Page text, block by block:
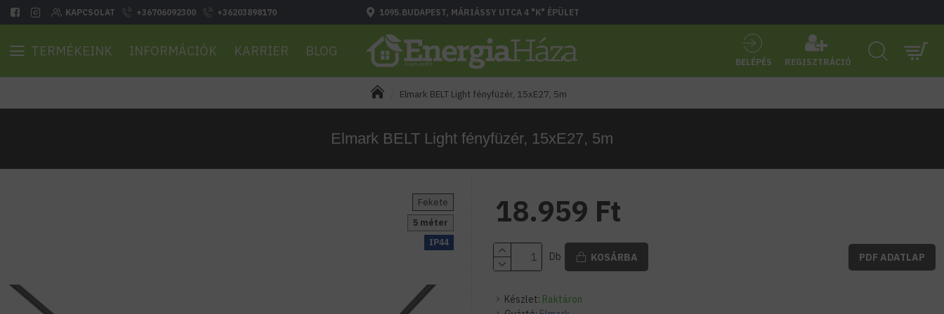
KAPCSOLAT +36706092300 +36203898170 1095.BUDAPEST, MÁRIÁSSY UTCA 4 "K" ÉPÜLET
TERMÉKEINK INFORMÁCIÓK KARRIER BLOG
BELÉPÉS REGISZTRÁCIÓ
Elmark BELT Light fényfüzér, 15xE27, 5m
Elmark BELT Light fényfüzér, 15xE27, 5m
Fekete
5 méter
IP44
Készlet: Raktáron
18.959 Ft
Db KOSÁRBA PDF ADATLAP